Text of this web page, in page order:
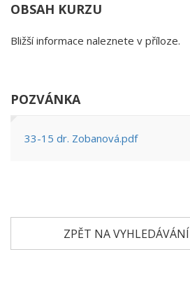
OBSAH KURZU
Bližší informace naleznete v příloze.
POZVÁNKA
33-15 dr. Zobanová.pdf
ZPĚT NA VYHLEDÁVÁNÍ